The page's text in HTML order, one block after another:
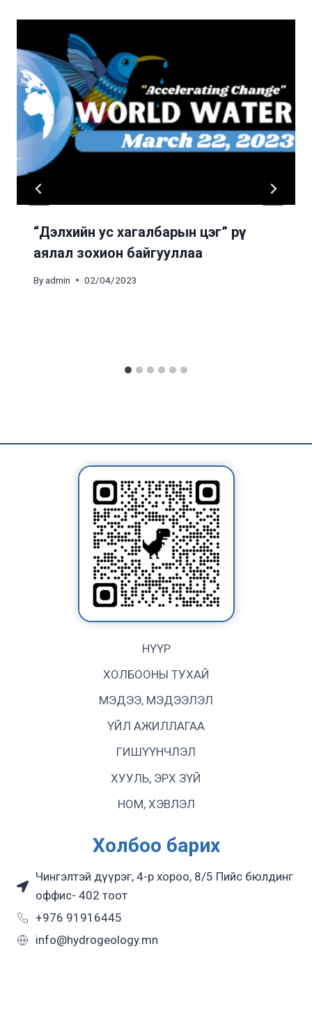
“Дэлхийн ус хагалбарын цэг” рүү
аялал зохион байгууллаа
Byadmin 02/04/2023
НҮҮР
ХОЛБООНЫ ТУХАЙ
МЭДЭЭ, МЭДЭЭЛЭЛ
ҮЙЛ АЖИЛЛАГАА
ГИШҮҮНЧЛЭЛ
ХУУЛЬ, ЭРХ ЗҮЙ
НОМ, ХЭВЛЭЛ
Холбоо барих
Чингэлтэй дүүрэг, 4-р хороо, 8/5 Пийс бюлдинг
оффис- 402 тоот
+976 91916445
info@hydrogeology.mn